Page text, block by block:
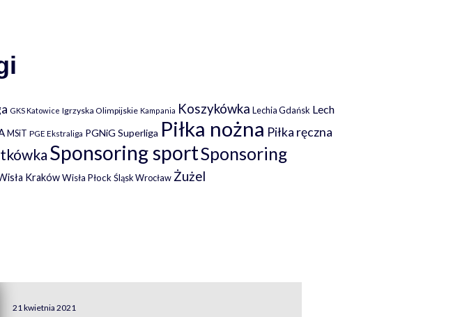
GKS Katowice Igrzyska Olimpijskie Kampania Koszykówka Lechia Gdańsk Lech
MSiT PGE Ekstraliga PGNiG Superliga Piłka nożna Piłka ręczna
Sponsoring sportSponsoring
KrakówWisła PłockŚląsk WrocławŻużel
21 kwietnia 2021